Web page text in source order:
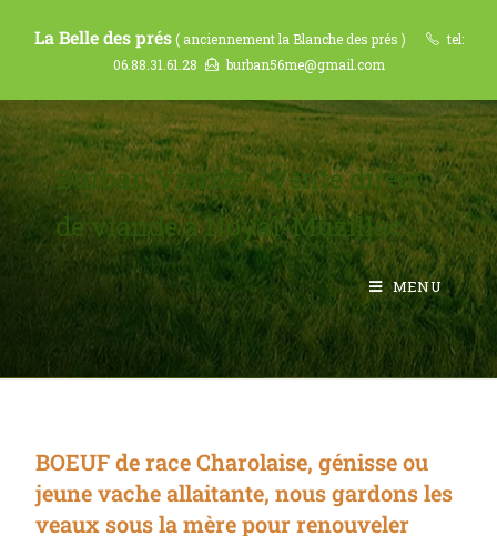
La Belle des prés( anciennement la Blanche des prés )
tel:
06.88.31.61.28
burban56me@gmail.com
Burban Viande - Vente direct
de viande à Noyal-Muzillac
MENU
BOEUF de race Charolaise, génisse ou
jeune vache allaitante, nous gardons les
veaux sous la mère pour renouveler